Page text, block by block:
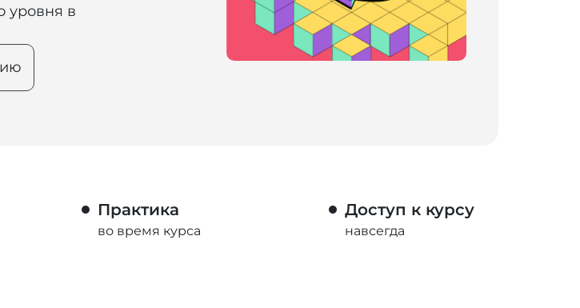
уровня в
Практика
во время курса
Доступ к курсу
навсегда